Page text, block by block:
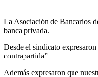
La Asociación de Bancarios
banca privada.
Desde el sindicato
contrapartida”.
Además expresaron que